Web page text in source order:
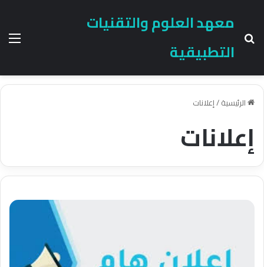
معهد العلوم والتقنيات
التطبيقية
الرئيسية/إعلانات
إعلانات